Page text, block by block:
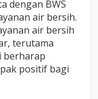
dengan BWS
air bersih.
air bersih
terutama
berharap
positif bagi